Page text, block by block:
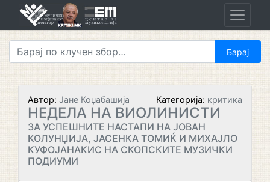
Автор: Јане Коџабашија Категорија: критика
НЕДЕЛА НА ВИОЛИНИСТИ
ЗА УСПЕШНИТЕ НАСТАПИ НА ЈОВАН
КОЛУНЏИЈА, ЈАСЕНКА ТОМИЌ И МИХАЈЛО
КУФОЈАНАКИС НА СКОПСКИТЕ МУЗИЧКИ
ПОДИУМИ